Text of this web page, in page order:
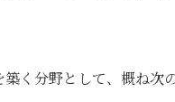
く分野として、概ね次